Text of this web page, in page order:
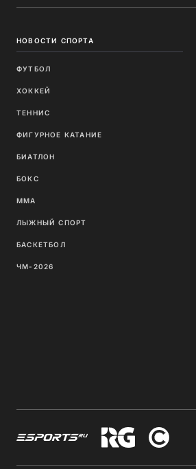
НОВОСТИ СПОРТА
ФУТБОЛ
ХОККЕЙ
ТЕННИС
ФИГУРНОЕ КАТАНИЕ
БИАТЛОН
БОКС
ММА
ЛЫЖНЫЙ СПОРТ
БАСКЕТБОЛ
ЧМ-2026